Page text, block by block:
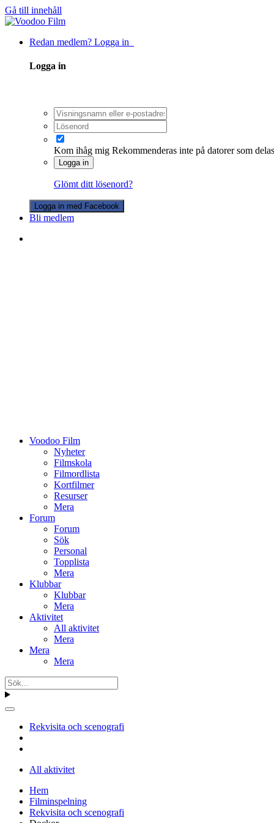
Gå till innehåll
Redan medlem? Logga in
Logga in
Kom ihåg mig Rekommenderas inte på datorer som
Logga in
Glömt ditt lösenord?
Logga in med Facebook
Bli medlem
Voodoo Film
Nyheter
Filmskola
Filmordlista
Kortfilmer
Resurser
Mera
Forum
Forum
Sök
Personal
Topplista
Mera
Klubbar
Klubbar
Mera
Aktivitet
All aktivitet
Mera
Mera
Mera
Rekvisita och scenografi
All aktivitet
Hem
Filminspelning
Rekvisita och scenografi